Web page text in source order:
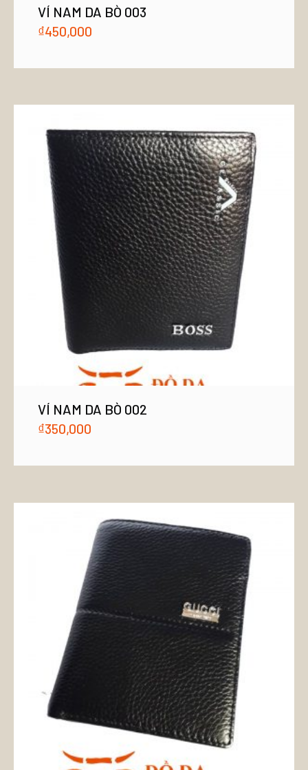
VÍ NAM DA BÒ 003
₫450,000
VÍ NAM DA BÒ 002
₫350,000